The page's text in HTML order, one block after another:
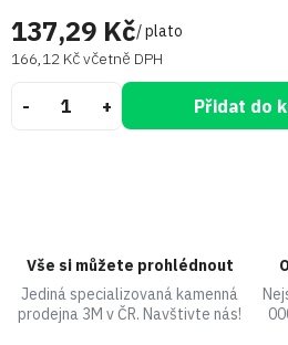
137,29 Kč/ plato
166,12 Kč včetně DPH
Přidat do
Vše si můžete prohlédnout
Jediná specializovaná kamenná
prodejna 3M v ČR. Navštivte nás!